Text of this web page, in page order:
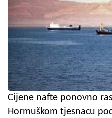
Cijene nafte ponovno
Hormuškom tjesnacu